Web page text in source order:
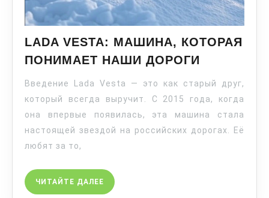
LADA VESTA: МАШИНА, КОТОРАЯ
ПОНИМАЕТ НАШИ ДОРОГИ
Введение Lada Vesta — это как старый друг,
который всегда выручит. С 2015 года, когда
она впервые появилась, эта машина стала
настоящей звездой на российских дорогах. Её
любят за то,
ЧИТАЙТЕ ДАЛЕЕ